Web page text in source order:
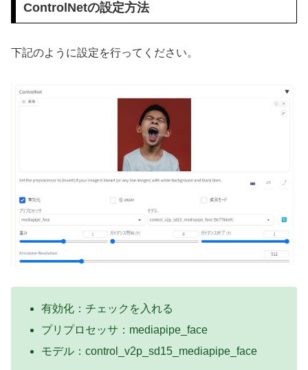
ControlNetの設定方法
下記のように設定を行ってください。
有効化：チェックを入れる
プリプロセッサ：mediapipe_face
モデル：control_v2p_sd15_mediapipe_face